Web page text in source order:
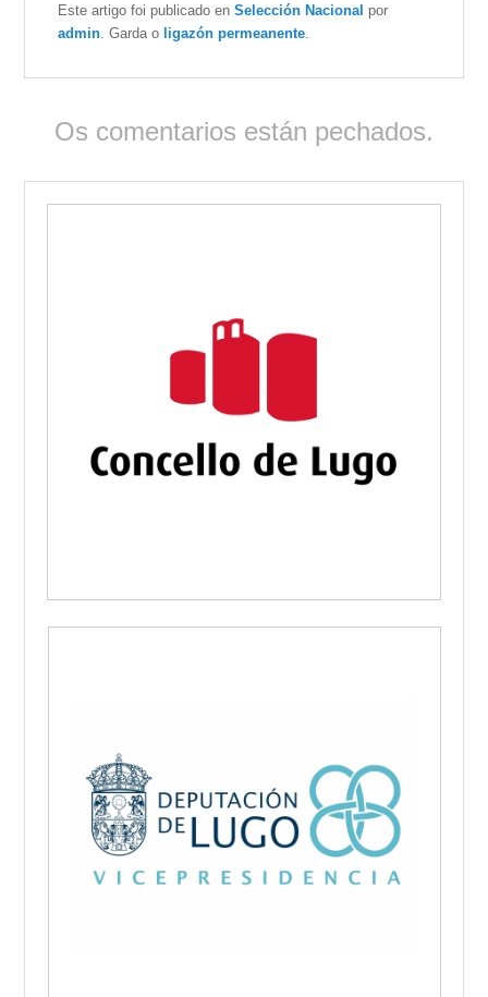
Este artigo foi publicado enSelección Nacional por
admin . Garda o ligazón permeanente
Os comentarios están pechados.